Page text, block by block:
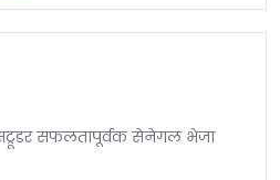
सफलतापूर्वक सेनेगल भेजा